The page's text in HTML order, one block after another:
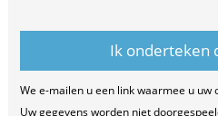
We e-mailen u een link waarmee u
Uw gegevens worden niet